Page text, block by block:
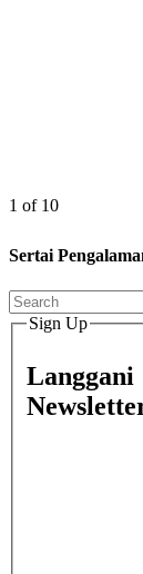
1 of 10
Sertai
Sign Up
Langgani